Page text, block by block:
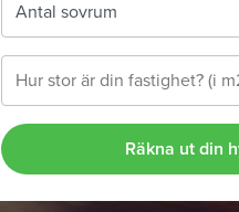
Räkna ut din